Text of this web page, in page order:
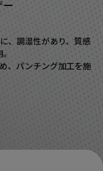
、調湿性があり、質感
、パンチング加工を施